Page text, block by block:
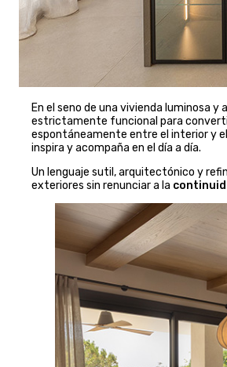
En el seno de una vivienda luminosa
estrictamente funcional para
espontáneamente entre el interior y
inspira y acompaña en el día a día.
Un lenguaje sutil, arquitectónico y
exteriores sin renunciar a la